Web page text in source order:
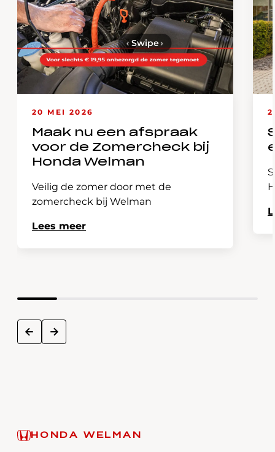
20 MEI 2026
Maak nu een afspraak
voor de Zomercheck bij
Honda Welman
Veilig de zomer door met de
zomercheck bij Welman
Lees meer
prev next
‹ Swipe›
HONDA WELMAN